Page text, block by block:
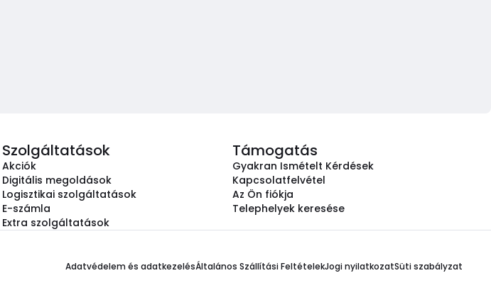
Szolgáltatások
Akciók
Digitális megoldások
Logisztikai szolgáltatások
E-számla
Extra szolgáltatások
Támogatás
Gyakran Ismételt Kérdések
Kapcsolatfelvétel
Az Ön fiókja
Telephelyek keresése
Adatvédelem és adatkezelésÁltalános Szállítási FeltételekJogi nyilatkozatSüti szabályzat